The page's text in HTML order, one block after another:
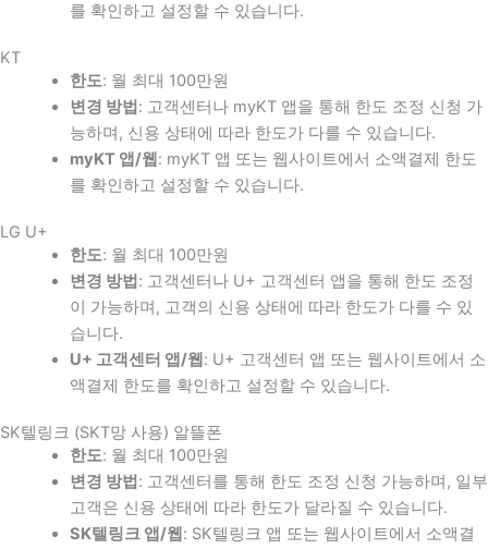
를 확인하고 설정할 수 있습니다.
KT
한도: 월 최대 100만원
변경 방법 : 고객센터나 myKT 앱을 통해 한도 조정 신청 가
능하며, 신용 상태에 따라 한도가 다를 수 있습니다.
myKT 앱/웹 : myKT 앱 또는 웹사이트에서 소액결제 한도
를 확인하고 설정할 수 있습니다.
LG U+
한도: 월 최대 100만원
변경 방법 : 고객센터나 U+ 고객센터 앱을 통해 한도 조정
이 가능하며, 고객의 신용 상태에 따라 한도가 다를 수 있
습니다.
U+ 고객센터 앱/웹 : U+ 고객센터 앱 또는 웹사이트에서 소
액결제 한도를 확인하고 설정할 수 있습니다.
SK텔링크 (SKT망 사용) 알뜰폰
한도: 월 최대 100만원
변경 방법 : 고객센터를 통해 한도 조정 신청 가능하며, 일부
고객은 신용 상태에 따라 한도가 달라질 수 있습니다.
SK텔링크 앱/웹 : SK텔링크 앱 또는 웹사이트에서 소액결